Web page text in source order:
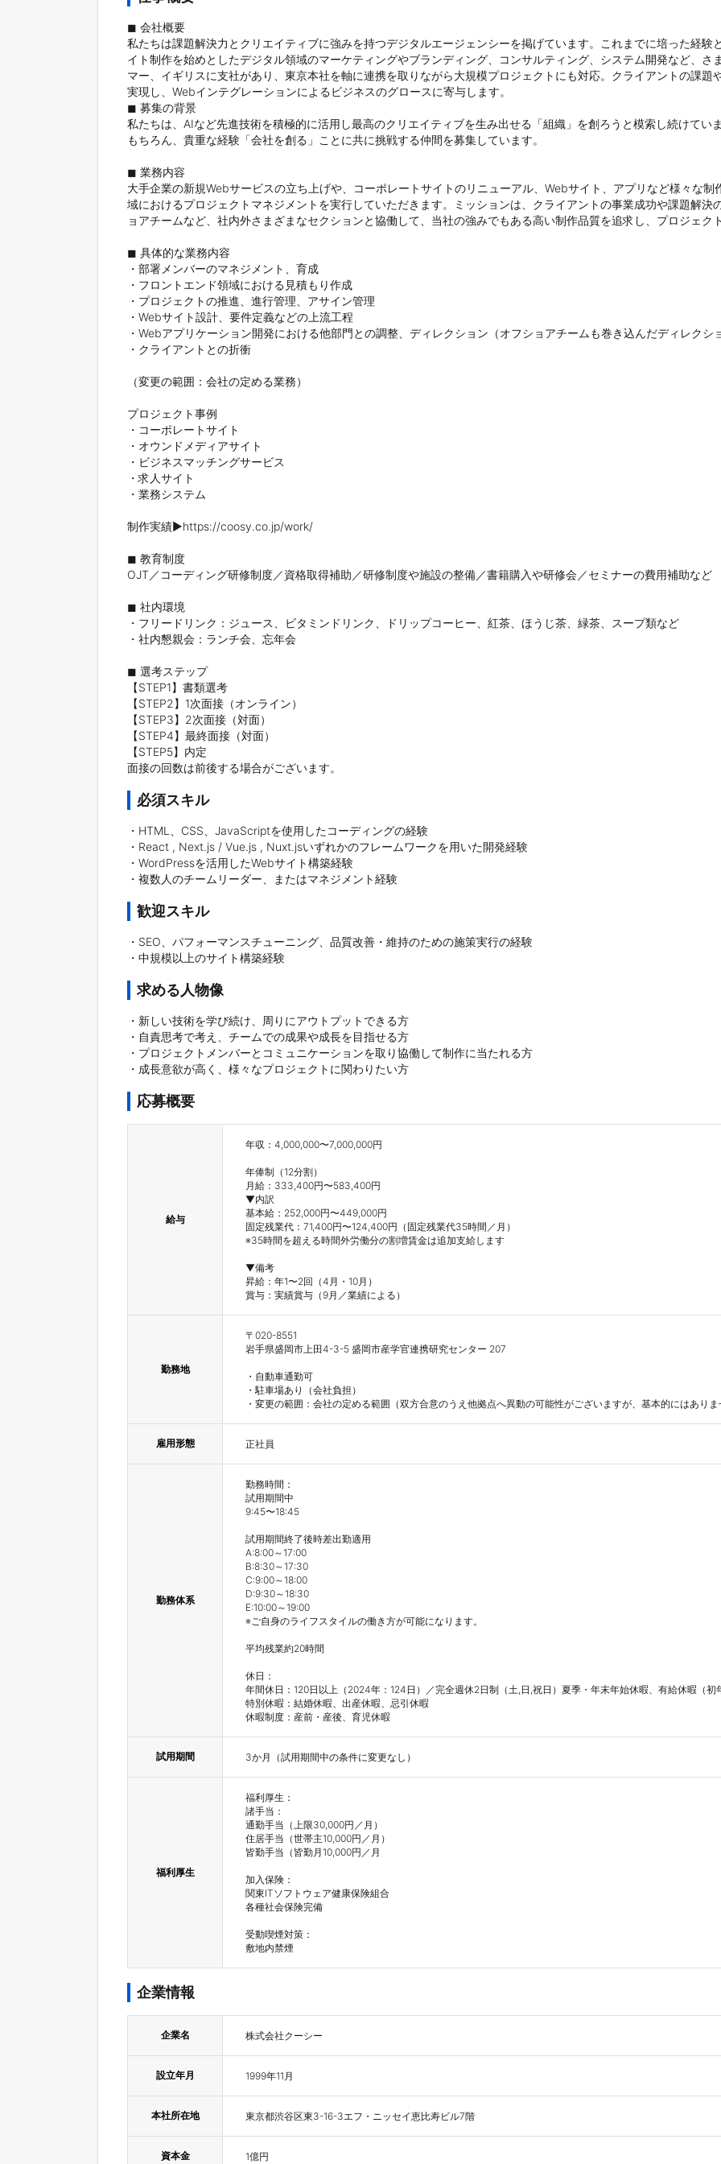
◼︎ 会社概要
私たちは課題解決力とクリエイティブに強みを持つデジタルエージェンシーを掲げています。これまでに培った経験
イト制作を始めとしたデジタル領域のマーケティングやブランディング、コンサルティング、システム開発など、さ
マー、イギリスに支社があり、東京本社を軸に連携を取りながら大規模プロジェクトにも対応。クライアントの課
実現し、Webインテグレーションによるビジネスのグロースに寄与します。
◼︎ 募集の背景
私たちは、AIなど先進技術を積極的に活用し最高のクリエイティブを生み出せる「組織」を創ろうと模索し続けてい
もちろん、貴重な経験「会社を創る」ことに共に挑戦する仲間を募集しています。
◼︎ 業務内容
大手企業の新規Webサービスの立ち上げや、コーポレートサイトのリニューアル、Webサイト、アプリなど様々な
域におけるプロジェクトマネジメントを実行していただきます。ミッションは、クライアントの事業成功や課題解決
ョアチームなど、社内外さまざまなセクションと協働して、当社の強みでもある高い制作品質を追求し、プロジェク
◼︎ 具体的な業務内容
・部署メンバーのマネジメント、育成
・フロントエンド領域における見積もり作成
・プロジェクトの推進、進行管理、アサイン管理
・Webサイト設計、要件定義などの上流工程
・Webアプリケーション開発における他部門との調整、ディレクション（オフショアチームも巻き込んだディレクシ
・クライアントとの折衝
（変更の範囲：会社の定める業務）
プロジェクト事例
・コーポレートサイト
・オウンドメディアサイト
・ビジネスマッチングサービス
・求人サイト
・業務システム
制作実績▶︎https://coosy.co.jp/work/
◼︎ 教育制度
OJT／コーディング研修制度／資格取得補助／研修制度や施設の整備／書籍購入や研修会／セミナーの費用補助など
◼︎ 社内環境
・フリードリンク：ジュース、ビタミンドリンク、ドリップコーヒー、紅茶、ほうじ茶、緑茶、スープ類など
・社内懇親会：ランチ会、忘年会
◼︎ 選考ステップ
【STEP1】書類選考
【STEP2】1次面接（オンライン）
【STEP3】2次面接（対面）
【STEP4】最終面接（対面）
【STEP5】内定
面接の回数は前後する場合がございます。
必須スキル
・HTML、CSS、JavaScriptを使用したコーディングの経験
・React , Next.js / Vue.js , Nuxt.jsいずれかのフレームワークを用いた開発経験
・WordPressを活用したWebサイト構築経験
・複数人のチームリーダー、またはマネジメント経験
歓迎スキル
・SEO、パフォーマンスチューニング、品質改善・維持のための施策実行の経験
・中規模以上のサイト構築経験
求める人物像
・新しい技術を学び続け、周りにアウトプットできる方
・自責思考で考え、チームでの成果や成長を目指せる方
・プロジェクトメンバーとコミュニケーションを取り協働して制作に当たれる方
・成長意欲が高く、様々なプロジェクトに関わりたい方
応募概要
給与
年収：4,000,000〜7,000,000円
年俸制（12分割）
月給：333,400円〜583,400円
▼内訳
基本給：252,000円〜449,000円
固定残業代：71,400円〜124,400円（固定残業代35時間／月）
※35時間を超える時間外労働分の割増賃金は追加支給します
▼備考
昇給：年1〜2回（4月・10月）
賞与：実績賞与（9月／業績による）
勤務地
〒020-8551
岩手県盛岡市上田4-3-5 盛岡市産学官連携研究センター 207
・自動車通勤可
・駐車場あり（会社負担）
・変更の範囲：会社の定める範囲（双方合意のうえ他拠点へ異動の可能性がございますが、基本的にはあり
雇用形態 正社員
勤務体系
勤務時間：
試用期間中
9:45〜18:45
試用期間終了後時差出勤適用
A:8:00～17:00
B:8:30～17:30
C:9:00～18:00
D:9:30～18:30
E:10:00～19:00
※ご自身のライフスタイルの働き方が可能になります。
平均残業約20時間
休日：
年間休日：120日以上（2024年：124日）／完全週休2日制（土,日,祝日）夏季・年末年始休暇、有給休暇（初
特別休暇：結婚休暇、出産休暇、忌引休暇
休暇制度：産前・産後、育児休暇
試用期間 3か月（試用期間中の条件に変更なし）
福利厚生
福利厚生：
諸手当：
通勤手当（上限30,000円／月）
住居手当（世帯主10,000円／月）
皆勤手当（皆勤月10,000円／月
加入保険：
関東ITソフトウェア健康保険組合
各種社会保険完備
受動喫煙対策：
敷地内禁煙
企業情報
企業名 株式会社クーシー
設立年月 1999年11月
本社所在地 東京都渋谷区東3-16-3エフ・ニッセイ恵比寿ビル7階
資本金 1億円